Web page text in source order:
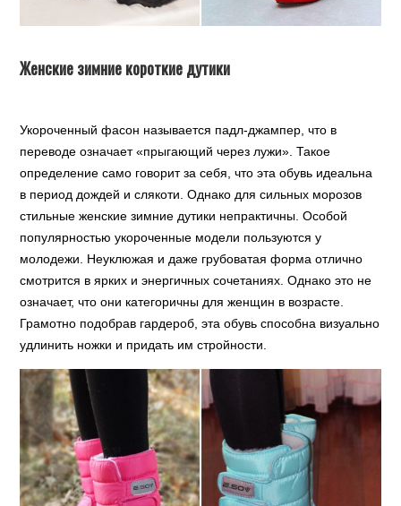
Женские зимние короткие дутики
Укороченный фасон называется падл-джампер, что в
переводе означает «прыгающий через лужи». Такое
определение само говорит за себя, что эта обувь идеальна
в период дождей и слякоти. Однако для сильных морозов
стильные женские зимние дутики непрактичны. Особой
популярностью укороченные модели пользуются у
молодежи. Неуклюжая и даже грубоватая форма отлично
смотрится в ярких и энергичных сочетаниях. Однако это не
означает, что они категоричны для женщин в возрасте.
Грамотно подобрав гардероб, эта обувь способна визуально
удлинить ножки и придать им стройности.